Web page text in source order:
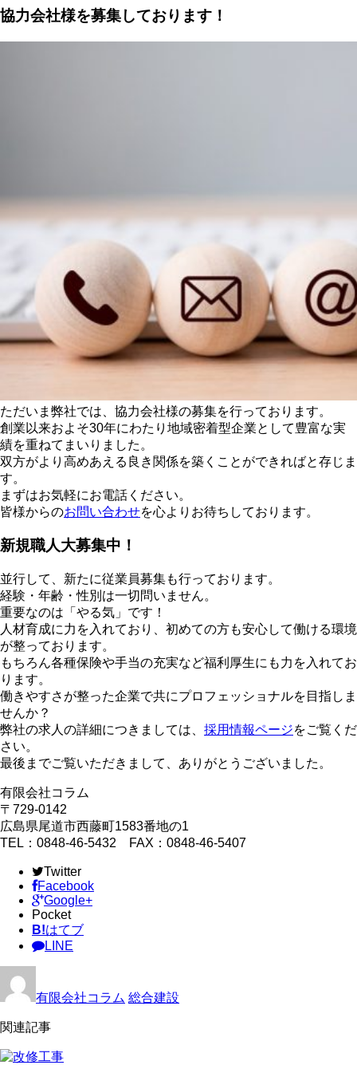
協力会社様を募集しております！
ただいま弊社では、協力会社様の募集を行っております。
創業以来およそ30年にわたり地域密着型企業として豊富な実
績を重ねてまいりました。
双方がより高めあえる良き関係を築くことができればと存じま
す。
まずはお気軽にお電話ください。
皆様からのお問い合わせを心よりお待ちしております。
新規職人大募集中！
並行して、新たに従業員募集も行っております。
経験・年齢・性別は一切問いません。
重要なのは「やる気」です！
人材育成に力を入れており、初めての方も安心して働ける環境
が整っております。
もちろん各種保険や手当の充実など福利厚生にも力を入れてお
ります。
働きやすさが整った企業で共にプロフェッショナルを目指しま
せんか？
弊社の求人の詳細につきましては、 採用情報ページをご覧くだ
さい。
最後までご覧いただきまして、ありがとうございました。
有限会社コラム
〒729-0142
広島県尾道市西藤町1583番地の1
TEL：0848-46-5432 FAX：0848-46-5407
Twitter
Facebook
Google+
Pocket
B!はてブ
LINE
有限会社コラム 総合建設
関連記事